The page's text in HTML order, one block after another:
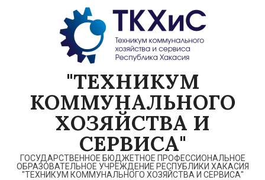
"ТЕХНИКУМ
КОММУНАЛЬНОГО
ХОЗЯЙСТВА И
СЕРВИСА"
ГОСУДАРСТВЕННОЕ БЮДЖЕТНОЕ ПРОФЕССИОНАЛЬНОЕ
ОБРАЗОВАТЕЛЬНОЕ УЧРЕЖДЕНИЕ РЕСПУБЛИКИ ХАКАСИЯ
"ТЕХНИКУМ КОММУНАЛЬНОГО ХОЗЯЙСТВА И СЕРВИСА"